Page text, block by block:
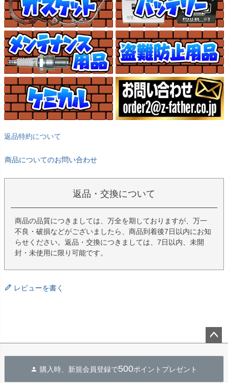
返品特約について
商品についてのお問い合わせ
返品・交換について
商品の品質につきましては、万全を期しておりますが、万一
不良・破損などがございましたら、商品到着後7日以内にお知
らせください。返品・交換につきましては、7日以内、未開
封・未使用に限り可能です。
レビューを書く
へ
購入時、新規会員登録で500ポイントプレゼント